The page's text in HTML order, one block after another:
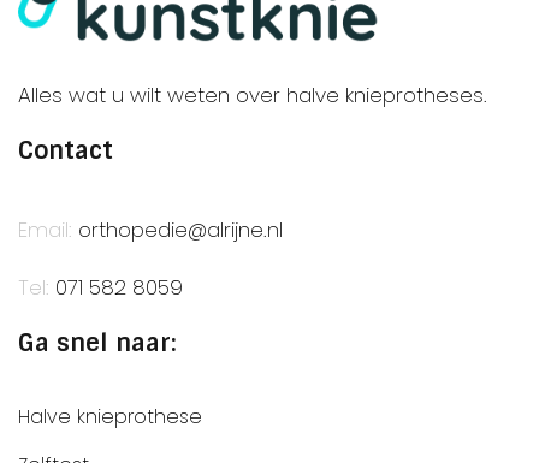
Alles wat u wilt weten over halve knieprotheses.
Contact
Email: orthopedie@alrijne.nl
Tel: 071 582 8059
Ga snel naar:
Halve knieprothese